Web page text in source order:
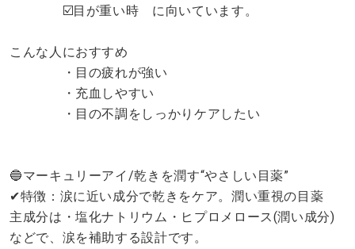
☑️目が重い時 に向いています。
こんな人におすすめ
・目の疲れが強い
・充血しやすい
・目の不調をしっかりケアしたい
🔵マーキュリーアイ/乾きを潤す“やさしい目薬”
✔︎特徴：涙に近い成分で乾きをケア。潤い重視の目薬
主成分は・塩化ナトリウム・ヒプロメロース(潤い成分)
などで、涙を補助する設計です。